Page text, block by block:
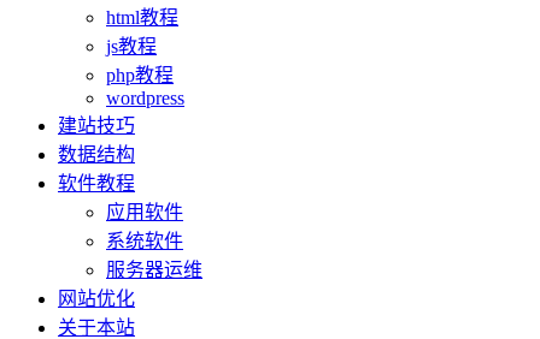
html教程
js教程
php教程
wordpress
建站技巧
数据结构
软件教程
应用软件
系统软件
服务器运维
网站优化
关于本站